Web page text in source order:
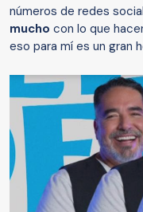
números de redes
mucho con lo que
eso para mí es un gran